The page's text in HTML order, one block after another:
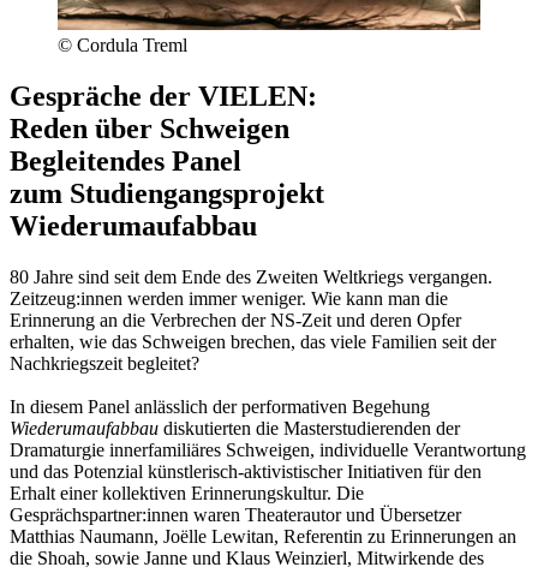
© Cordula Treml
Gespräche der VIELEN:
Reden über Schweigen
Begleitendes Panel
zum Studiengangsprojekt
Wiederumaufabbau
80 Jahre sind seit dem Ende des Zweiten Weltkriegs vergangen.
Zeitzeug:innen werden immer weniger. Wie kann man die
Erinnerung an die Verbrechen der NS-Zeit und deren Opfer
erhalten, wie das Schweigen brechen, das viele Familien seit der
Nachkriegszeit begleitet?
In diesem Panel anlässlich der performativen Begehung
Wiederumaufabbau diskutierten die Masterstudierenden der
Dramaturgie innerfamiliäres Schweigen, individuelle Verantwortung
und das Potenzial künstlerisch-aktivistischer Initiativen für den
Erhalt einer kollektiven Erinnerungskultur. Die
Gesprächspartner:innen waren Theaterautor und Übersetzer
Matthias Naumann, Joëlle Lewitan, Referentin zu Erinnerungen an
die Shoah, sowie Janne und Klaus Weinzierl, Mitwirkende des